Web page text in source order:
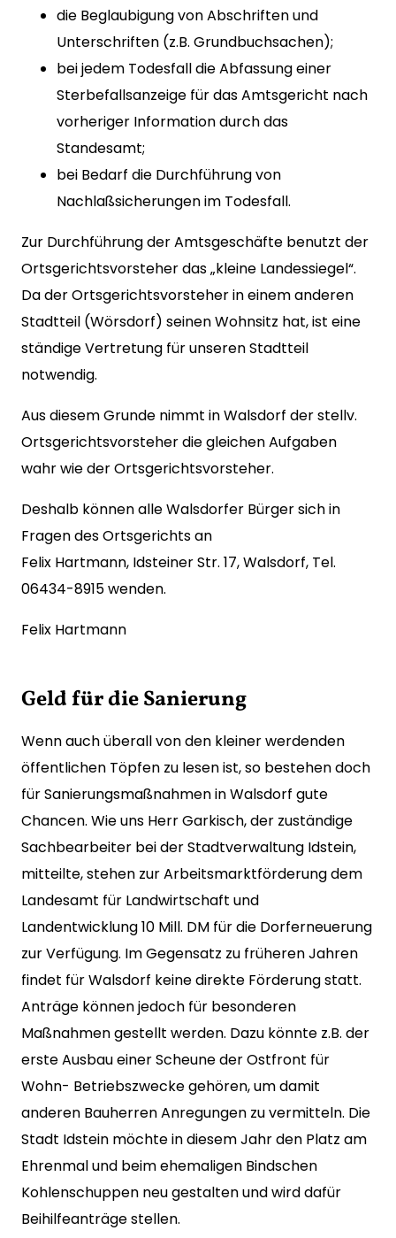
die Beglaubigung von Abschriften und
Unterschriften (z.B. Grundbuchsachen);
bei jedem Todesfall die Abfassung einer
Sterbefallsanzeige für das Amtsgericht nach
vorheriger Information durch das
Standesamt;
bei Bedarf die Durchführung von
Nachlaßsicherungen im Todesfall.
Zur Durchführung der Amtsgeschäfte benutzt der
Ortsgerichtsvorsteher das „kleine Landessiegel“.
Da der Ortsgerichtsvorsteher in einem anderen
Stadtteil (Wörsdorf) seinen Wohnsitz hat, ist eine
ständige Vertretung für unseren Stadtteil
notwendig.
Aus diesem Grunde nimmt in Walsdorf der stellv.
Ortsgerichtsvorsteher die gleichen Aufgaben
wahr wie der Ortsgerichtsvorsteher.
Deshalb können alle Walsdorfer Bürger sich in
Fragen des Ortsgerichts an
Felix Hartmann, Idsteiner Str. 17, Walsdorf, Tel.
06434-8915 wenden.
Felix Hartmann
Geld für die Sanierung
Wenn auch überall von den kleiner werdenden
öffentlichen Töpfen zu lesen ist, so bestehen doch
für Sanierungsmaßnahmen in Walsdorf gute
Chancen. Wie uns Herr Garkisch, der zuständige
Sachbearbeiter bei der Stadtverwaltung Idstein,
mitteilte, stehen zur Arbeitsmarktförderung dem
Landesamt für Landwirtschaft und
Landentwicklung 10 Mill. DM für die Dorferneuerung
zur Verfügung. Im Gegensatz zu früheren Jahren
findet für Walsdorf keine direkte Förderung statt.
Anträge können jedoch für besonderen
Maßnahmen gestellt werden. Dazu könnte z.B. der
erste Ausbau einer Scheune der Ostfront für
Wohn- Betriebszwecke gehören, um damit
anderen Bauherren Anregungen zu vermitteln. Die
Stadt Idstein möchte in diesem Jahr den Platz am
Ehrenmal und beim ehemaligen Bindschen
Kohlenschuppen neu gestalten und wird dafür
Beihilfeanträge stellen.